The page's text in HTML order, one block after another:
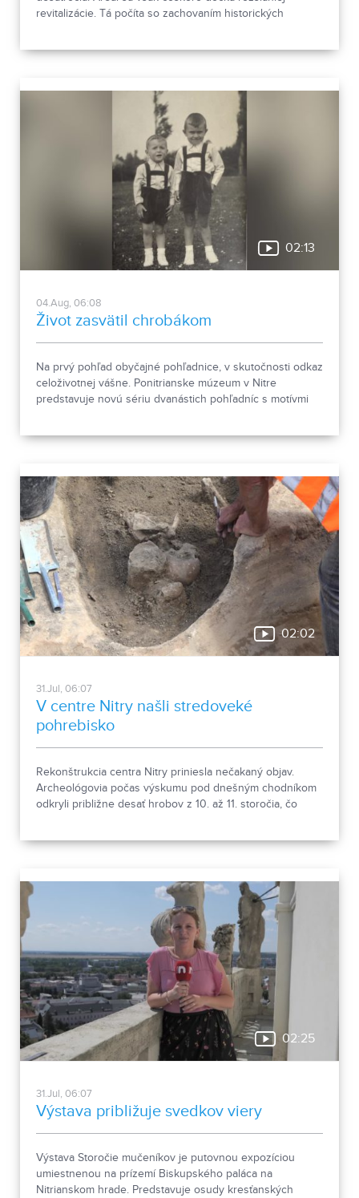
revitalizácie. Tá počíta so zachovaním historických
02:13
04.Aug, 06:08
Život zasvätil chrobákom
Na prvý pohľad obyčajné pohľadnice, v skutočnosti odkaz
celoživotnej vášne. Ponitrianske múzeum v Nitre
predstavuje novú sériu dvanástich pohľadníc s motívmi
odchode.
02:02
31.Jul, 06:07
V centre Nitry našli stredoveké
pohrebisko
Rekonštrukcia centra Nitry priniesla nečakaný objav.
Archeológovia počas výskumu pod dnešným chodníkom
odkryli približne desať hrobov z 10. až 11. storočia, čo
02:25
31.Jul, 06:07
Výstava približuje svedkov viery
Výstava Storočie mučeníkov je putovnou expozíciou
umiestnenou na prízemí Biskupského paláca na
Nitrianskom hrade. Predstavuje osudy kresťanských